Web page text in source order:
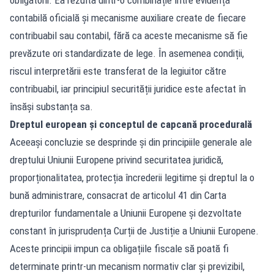
contabilă oficială și mecanisme auxiliare create de fiecare
contribuabil sau contabil, fără ca aceste mecanisme să fie
prevăzute ori standardizate de lege. În asemenea condiții,
riscul interpretării este transferat de la legiuitor către
contribuabil, iar principiul securității juridice este afectat în
însăși substanța sa.
Dreptul european și conceptul de capcană procedurală
Aceeași concluzie se desprinde și din principiile generale ale
dreptului Uniunii Europene privind securitatea juridică,
proporționalitatea, protecția încrederii legitime și dreptul la o
bună administrare, consacrat de articolul 41 din Carta
drepturilor fundamentale a Uniunii Europene și dezvoltate
constant în jurisprudența Curții de Justiție a Uniunii Europene.
Aceste principii impun ca obligațiile fiscale să poată fi
determinate printr-un mecanism normativ clar și previzibil,